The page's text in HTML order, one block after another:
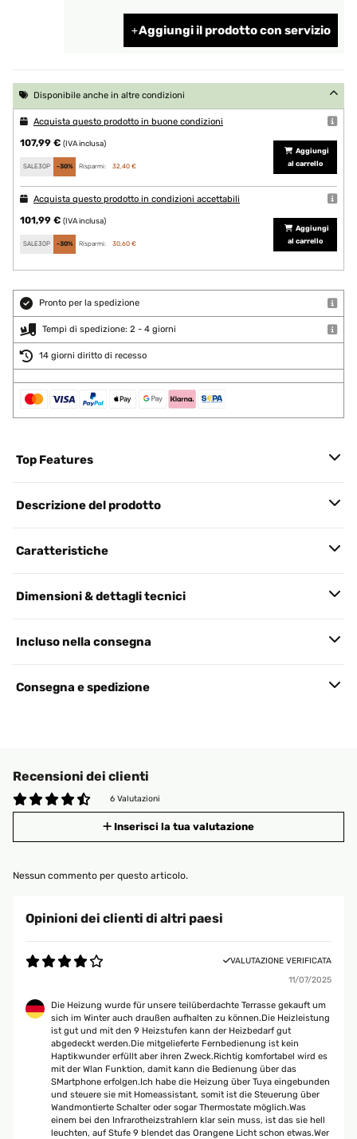
Aggiungi il prodotto con servizio
Disponibile anche in altre condizioni
Acquista questo prodotto in buone condizioni
107,99 € (IVA inclusa)
SALE30P -30% Risparmi: 32,40 €
Aggiungi
al carrello
Acquista questo prodotto in condizioni accettabili
101,99 € (IVA inclusa)
SALE30P -30% Risparmi: 30,60 €
Aggiungi
al carrello
Pronto per la spedizione
Tempi di spedizione: 2 - 4 giorni
14 giorni diritto di recesso
Top Features
Descrizione del prodotto
Caratteristiche
Dimensioni & dettagli tecnici
Incluso nella consegna
Consegna e spedizione
Recensioni dei clienti
6 Valutazioni
Inserisci la tua valutazione
Nessun commento per questo articolo.
Opinioni dei clienti di altri paesi
VALUTAZIONE VERIFICATA
11/07/2025
Die Heizung wurde für unsere teilüberdachte Terrasse gekauft um
sich im Winter auch draußen aufhalten zu können.Die Heizleistung
ist gut und mit den 9 Heizstufen kann der Heizbedarf gut
abgedeckt werden.Die mitgelieferte Fernbedienung ist kein
Haptikwunder erfüllt aber ihren Zweck.Richtig komfortabel wird es
mit der Wlan Funktion, damit kann die Bedienung über das
SMartphone erfolgen.Ich habe die Heizung über Tuya eingebunden
und steuere sie mit Homeassistant, somit ist die Steuerung über
Wandmontierte Schalter oder sogar Thermostate möglich.Was
einem bei den Infrarotheizstrahlern klar sein muss, ist das sie hell
leuchten, auf Stufe 9 blendet das Orangene Licht schon etwas.Wer